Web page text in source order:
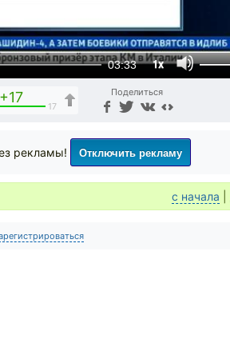
03:33 1x
+17
17
Поделиться
рекламы! Отключить рекламу
с начала